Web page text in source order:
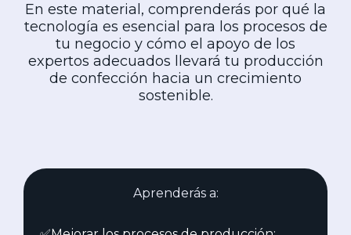
En este material, comprenderás por qué la
tecnología es esencial para los procesos de
tu negocio y cómo el apoyo de los
expertos adecuados llevará tu producción
de confección hacia un crecimiento
sostenible.
Aprenderás a: